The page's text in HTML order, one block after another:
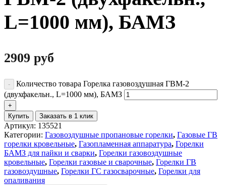
L=1000 мм), БАМЗ
2909 руб
Количество товара Горелка газовоздушная ГВМ-2
(двухфакельн., L=1000 мм), БАМЗ
Купить Заказать в 1 клик
Артикул: 135521
Категории: Газовоздушные пропановые горелки, Газовые ГВ
горелки кровельные, Газопламенная аппаратура, Горелки
БАМЗ для пайки и сварки, Горелки газовоздушные
кровельные, Горелки газовые и сварочные, Горелки ГВ
газовоздушные, Горелки ГС газосварочные, Горелки для
опаливания